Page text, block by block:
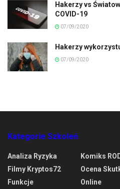
Hakerzy vs
COVID-19
07/09/2020
Hakerzy
07/09/2020
Kategorie Szkoleń
Analiza Ryzyka
Filmy Kryptos72
Funkcje
Komiks
Ocena
Online